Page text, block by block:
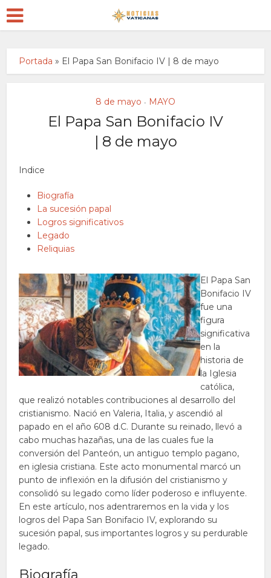
Portada » El Papa San Bonifacio IV | 8 de mayo
8 de mayo • MAYO
El Papa San Bonifacio IV
| 8 de mayo
Indice
Biografía
La sucesión papal
Logros significativos
Legado
Reliquias
El Papa San
Bonifacio IV
fue una
figura
significativa
en la
historia de
la Iglesia
católica,
que realizó notables contribuciones al desarrollo del
cristianismo. Nació en Valeria, Italia, y ascendió al
papado en el año 608 d.C. Durante su reinado, llevó a
cabo muchas hazañas, una de las cuales fue la
conversión del Panteón, un antiguo templo pagano,
en iglesia cristiana. Este acto monumental marcó un
punto de inflexión en la difusión del cristianismo y
consolidó su legado como líder poderoso e influyente.
En este artículo, nos adentraremos en la vida y los
logros del Papa San Bonifacio IV, explorando su
sucesión papal, sus importantes logros y su perdurable
legado.
Biografía